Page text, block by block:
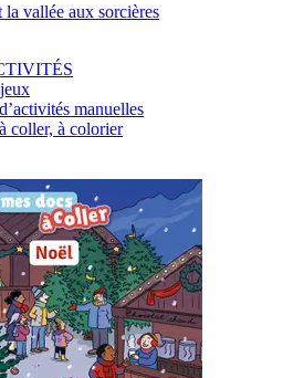
vallée aux sorcières
manuelles
coller, à colorier